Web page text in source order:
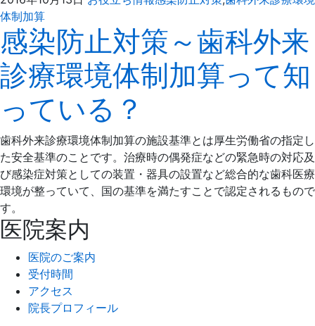
体制加算2016
年
10
月
13
日
あ
ま
り
歯
科
感染防止対策～歯科外来
診療環境体制加算って知
っている？
歯科外来診療環境体制加算の施設基準とは厚生労働省の指定し
た安全基準のことです。治療時の偶発症などの緊急時の対応及
び感染症対策としての装置・器具の設置など総合的な歯科医療
環境が整っていて、国の基準を満たすことで認定されるもので
す。
医院案内
医院のご案内
受付時間
アクセス
院長プロフィール